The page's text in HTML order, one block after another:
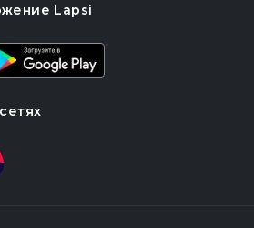
Lapsi